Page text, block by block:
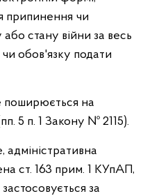
припинення чи
стану війни за весь
чи обов'язку подати
поширюється на
5 п. 1 Закону № 2115).
ст. 163 прим. 1 КУпАП,
за